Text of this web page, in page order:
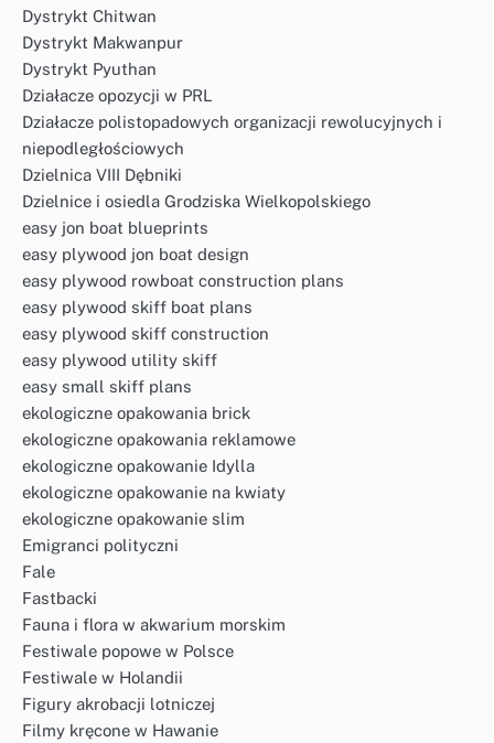
Dystrykt Chitwan
Dystrykt Makwanpur
Dystrykt Pyuthan
Działacze opozycji w PRL
Działacze polistopadowych organizacji rewolucyjnych i
niepodległościowych
Dzielnica VIII Dębniki
Dzielnice i osiedla Grodziska Wielkopolskiego
easy jon boat blueprints
easy plywood jon boat design
easy plywood rowboat construction plans
easy plywood skiff boat plans
easy plywood skiff construction
easy plywood utility skiff
easy small skiff plans
ekologiczne opakowania brick
ekologiczne opakowania reklamowe
ekologiczne opakowanie Idylla
ekologiczne opakowanie na kwiaty
ekologiczne opakowanie slim
Emigranci polityczni
Fale
Fastbacki
Fauna i flora w akwarium morskim
Festiwale popowe w Polsce
Festiwale w Holandii
Figury akrobacji lotniczej
Filmy kręcone w Hawanie